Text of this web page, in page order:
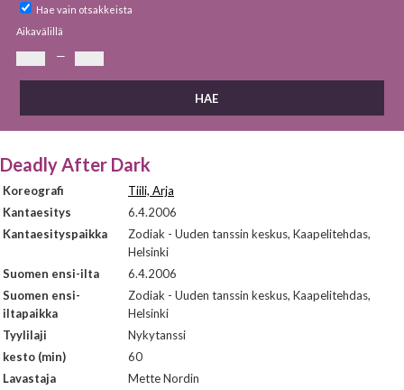
Hae vain otsakkeista
Aikavälillä
—
Deadly After Dark
Koreografi
Tiili, Arja
Kantaesitys
6.4.2006
Kantaesityspaikka
Zodiak - Uuden tanssin keskus, Kaapelitehdas,
Helsinki
Suomen ensi-ilta
6.4.2006
Suomen ensi-
iltapaikka
Zodiak - Uuden tanssin keskus, Kaapelitehdas,
Helsinki
Tyylilaji
Nykytanssi
kesto (min)
60
Lavastaja
Mette Nordin